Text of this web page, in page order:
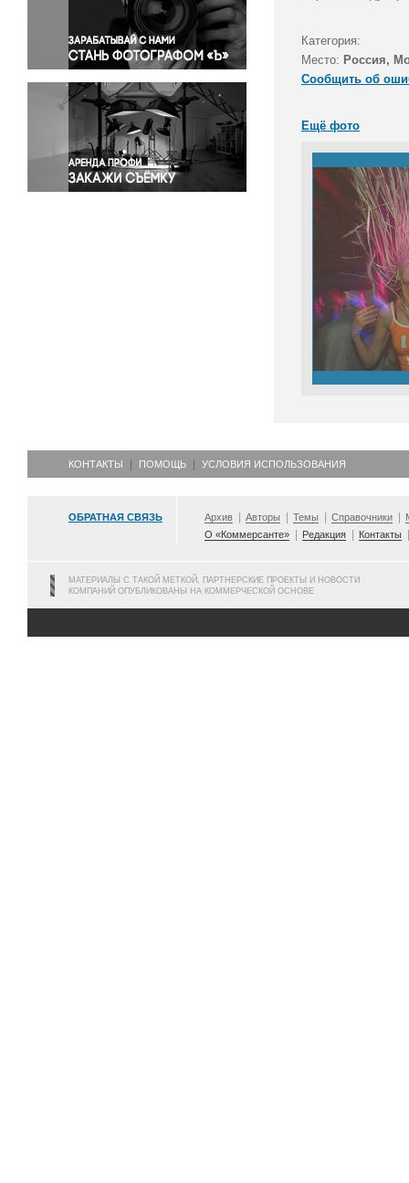
Правосудие
Происшествия и конфликты
Религия
Светская жизнь
Спорт
Экология
Экономика и бизнес
Категория:
Место: Россия,
Сообщить об
Ещё фото
КОНТАКТЫ ПОМОЩЬ УСЛОВИЯ ИСПОЛЬЗОВАНИЯ
ОБРАТНАЯ СВЯЗЬ Архив Авторы Темы Справочники
О «Коммерсанте»
Редакция Контакты
МАТЕРИАЛЫ С ТАКОЙ МЕТКОЙ, ПАРТНЕРСКИЕ ПРОЕКТЫ И НОВОСТИ
КОМПАНИЙ ОПУБЛИКОВАНЫ НА КОММЕРЧЕСКОЙ ОСНОВЕ